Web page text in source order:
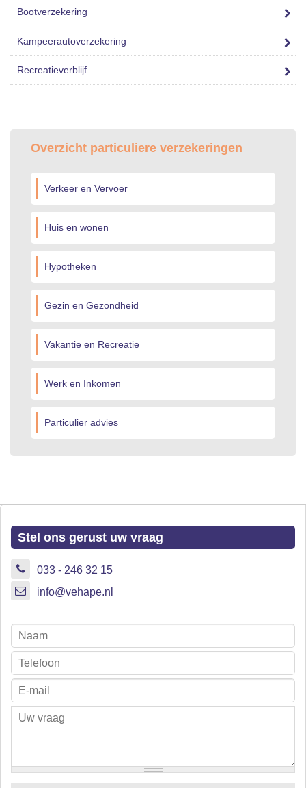
Bootverzekering
Kampeerautoverzekering
Recreatieverblijf
Overzicht particuliere verzekeringen
Verkeer en Vervoer
Huis en wonen
Hypotheken
Gezin en Gezondheid
Vakantie en Recreatie
Werk en Inkomen
Particulier advies
Stel ons gerust uw vraag
033 - 246 32 15
info@vehape.nl